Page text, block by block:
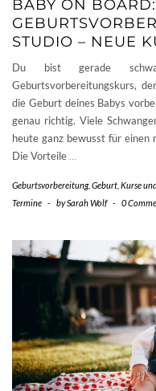
BABY ON BOARD:
STUDIO – NEUE
Du bist gerade
Geburtsvorbereitungskurs,
die Geburt deines Babys
genau richtig. Viele
heute ganz bewusst für einen
Die Vorteile
Geburtsvorbereitung, Geburt Kurse
Termine - bySarah Wolf - 0